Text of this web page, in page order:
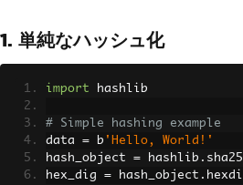
1. 単純なハッシュ化
import hashlib
# Simple hashing example
data = b 'Hello, World!'
hash_object = hashlib .
hex_dig = hash_object .